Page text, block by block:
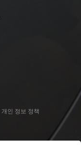
개인 정보 정책